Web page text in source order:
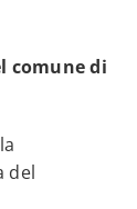
comune di
del